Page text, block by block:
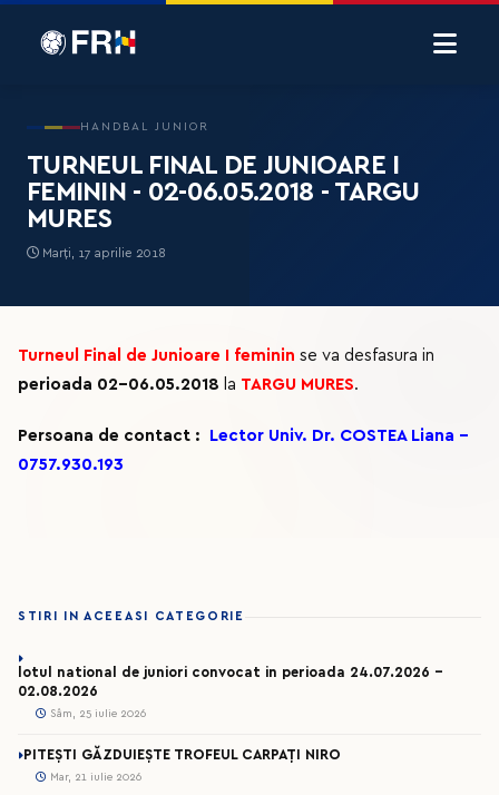
HANDBAL JUNIOR
TURNEUL FINAL DE JUNIOARE I
FEMININ - 02-06.05.2018 - TARGU
MURES
Marți, 17 aprilie 2018
Turneul Final de Junioare I feminin se va desfasura in
perioada 02-06.05.2018 la TARGU MURES.
Persoana de contact :
Lector Univ. Dr. COSTEA Liana -
0757.930.193
STIRI IN ACEEASI CATEGORIE
lotul national de juniori convocat in perioada 24.07.2026 –
02.08.2026
Sâm, 25 iulie 2026
PITEȘTI GĂZDUIEȘTE TROFEUL CARPAȚI NIRO
Mar, 21 iulie 2026